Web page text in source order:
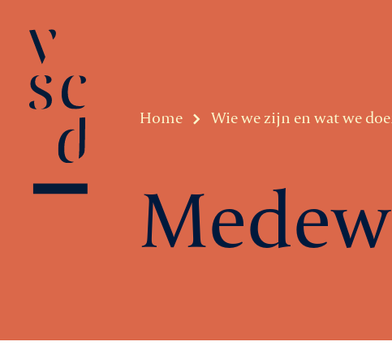
Over VSCD
Home Wie we zijn en wat we